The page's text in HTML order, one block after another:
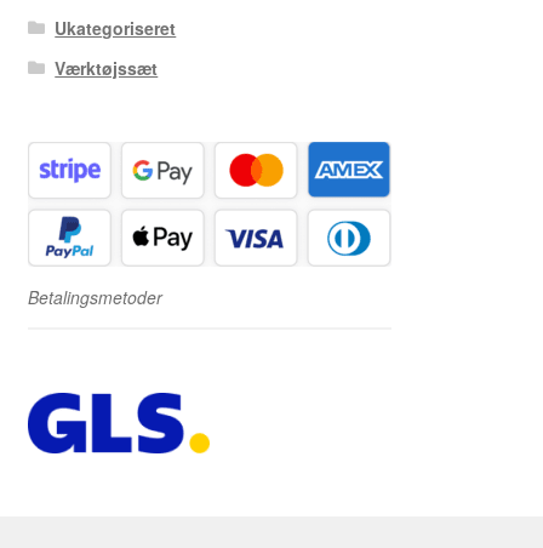
Ukategoriseret
Værktøjssæt
Betalingsmetoder